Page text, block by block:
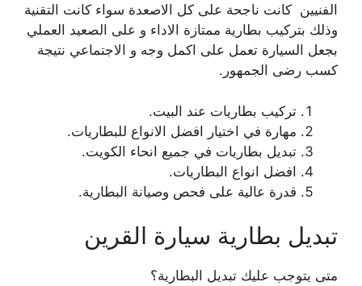
الفنيين كانت ناجحة على كل الاصعدة سواء كانت التقنية
وذلك بتركيب بطارية ممتازة الاداء و على الصعيد العملي
بجعل السيارة تعمل على اكمل وجه و الاجتماعي نتيجة
كسب رضى الجمهور.
تركيب بطاريات عند البيت.
مهارة في اختيار افضل الانواع للبطاريات.
تبديل بطاريات في جميع انحاء الكويت.
افضل انواع البطاريات.
قدرة عالية على فحص وصيانة البطارية.
تبديل بطارية سيارة القرين
متى يتوجب عليك تبديل البطارية؟